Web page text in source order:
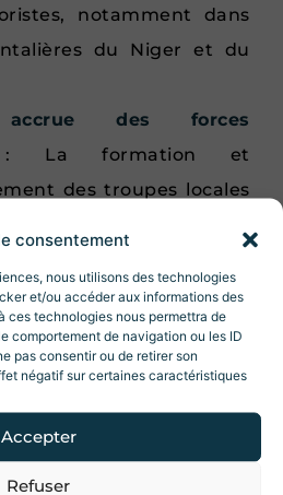
consentement
nous utilisons des technologies
et/ou accéder aux informations des
ces technologies nous permettra de
comportement de navigation ou les ID
pas consentir ou de retirer son
négatif sur certaines caractéristiques
Accepter
Refuser
notamment dans
du Niger et du
accrue des forces
formation et
des troupes locales
sur les communautés
civilo-militaires
conditions de vie des
renforcent le lien entre
Newsletter
!
sur la boutique lors de
Des articles, des
contenus exclusifs 😃